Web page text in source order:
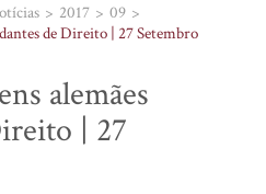
2017
09
de Direito | 27 Setembro
alemães
| 27